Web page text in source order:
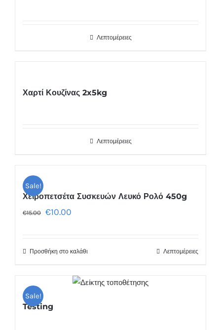
Λεπτομέρειες
Χαρτί Κουζίνας 2x5kg
Λεπτομέρειες
Sale!
Χειροπετσέτα Συσκευών Λευκό Ρολό 450g
€15.00 €10.00
Προσθήκη στο καλάθι Λεπτομέρειες
Sale!
Testing